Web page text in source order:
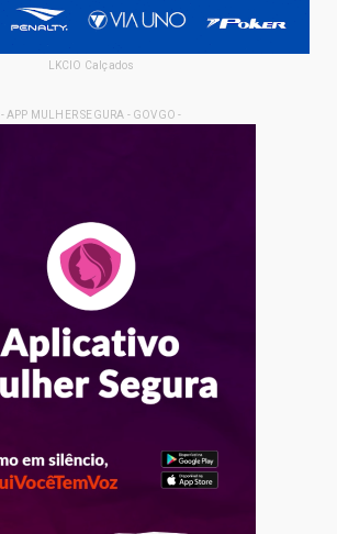
LKCIO Calçados
- APP MULHER SEGURA - GOVGO -